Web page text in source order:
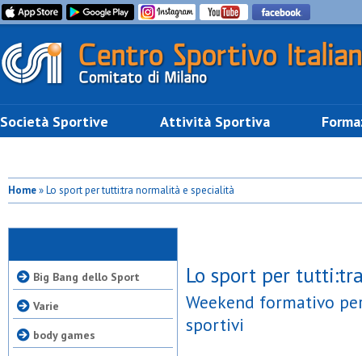
Società Sportive Attività Sportiva
Home» Lo sport per tutti:tra normalità e specialità
Big Bang dello Sport
Varie
body games
Lo sport per
Weekend formativo
sportivi